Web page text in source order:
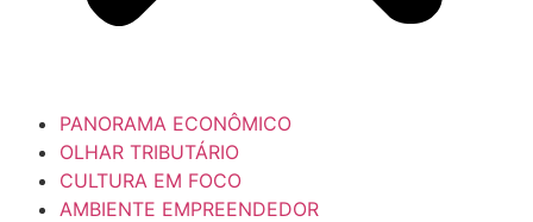
PANORAMA ECONÔMICO
OLHAR TRIBUTÁRIO
CULTURA EM FOCO
AMBIENTE EMPREENDEDOR